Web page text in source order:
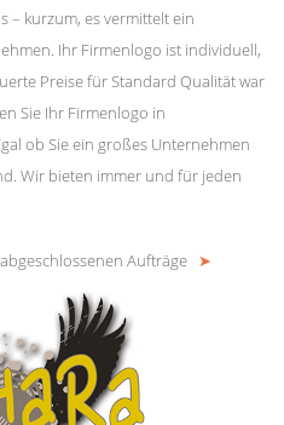
– kurzum, es vermittelt ein
Ihr Firmenlogo ist individuell,
Preise für Standard Qualität war
Sie Ihr Firmenlogo in
ob Sie ein großes Unternehmen
Wir bieten immer und für jeden
Aufträge ➤